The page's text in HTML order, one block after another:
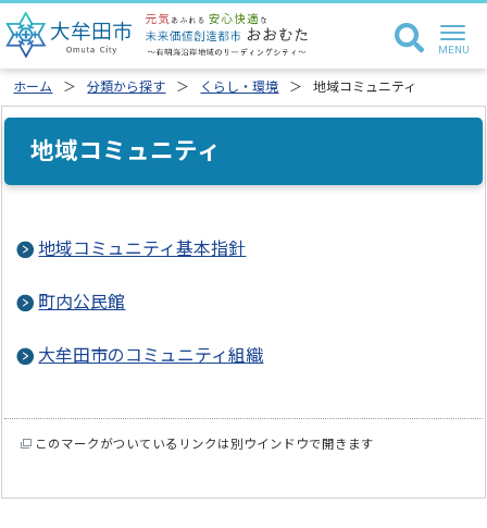
ホーム 分類から探す くらし・環境 地域コミュニティ
地域コミュニティ
地域コミュニティ基本指針
町内公民館
大牟田市のコミュニティ組織
このマークがついているリンクは別ウインドウで開きます